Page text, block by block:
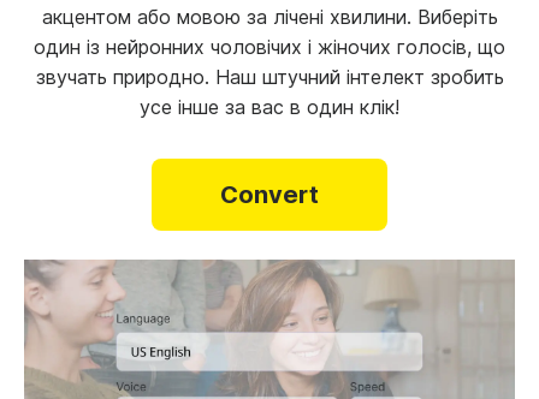
акцентом або мовою за лічені хвилини. Виберіть
один із нейронних чоловічих і жіночих голосів, що
звучать природно. Наш штучний інтелект зробить
усе інше за вас в один клік!
Convert